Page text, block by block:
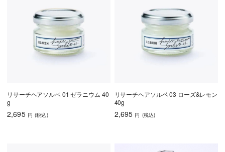
リサーチヘアソルベ 01 ゼラニウム 40
g
2,695 円 (税込)
リサーチヘアソルベ 03 ローズ&レモン
40g
2,695 円 (税込)